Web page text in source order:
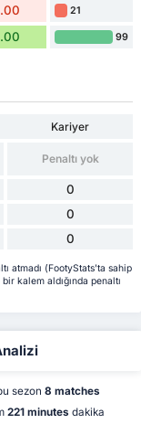
21
99
Kariyer
Penaltı yok
0
0
0
atmadı (FootyStats'ta sahip
kalem aldığında penaltı
sezon 8 matches
221 minutes dakika